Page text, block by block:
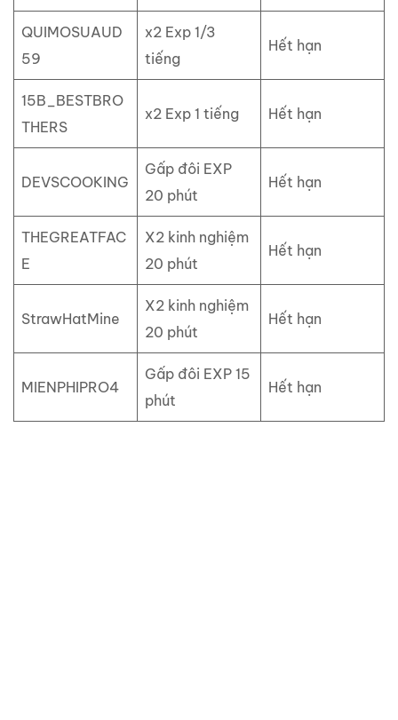
QUIMOSUAUD
59
x2 Exp 1/3
tiếng
Hết hạn
15B_BESTBRO
THERS
x2 Exp 1 tiếng Hết hạn
DEVSCOOKING
Gấp đôi EXP
20 phút
Hết hạn
THEGREATFAC
E
X2 kinh nghiệm
20 phút
Hết hạn
StrawHatMine
X2 kinh nghiệm
20 phút
Hết hạn
MIENPHIPRO4
Gấp đôi EXP 15
phút
Hết hạn